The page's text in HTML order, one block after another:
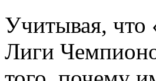
Учитывая, что
Лиги